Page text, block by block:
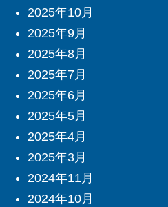
2025年10月
2025年9月
2025年8月
2025年7月
2025年6月
2025年5月
2025年4月
2025年3月
2024年11月
2024年10月